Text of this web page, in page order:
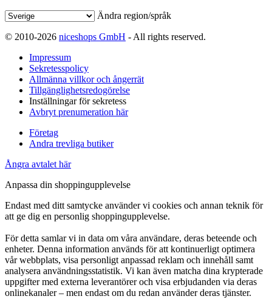
Ändra region/språk
© 2010-2026 niceshops GmbH - All rights reserved.
Impressum
Sekretesspolicy
Allmänna villkor och ångerrät
Tillgänglighetsredogörelse
Inställningar för sekretess
Avbryt prenumeration här
Företag
Andra trevliga butiker
Ångra avtalet här
Anpassa din shoppingupplevelse
Endast med ditt samtycke använder vi cookies och annan teknik för
att ge dig en personlig shoppingupplevelse.
För detta samlar vi in data om våra användare, deras beteende och
enheter. Denna information används för att kontinuerligt optimera
vår webbplats, visa personligt anpassad reklam och innehåll samt
analysera användningsstatistik. Vi kan även matcha dina krypterade
uppgifter med externa leverantörer och visa erbjudanden via deras
onlinekanaler – men endast om du redan använder deras tjänster.